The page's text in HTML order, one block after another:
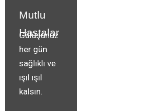
Mutlu
Hastalar
Gülüşünüz
her gün
sağlıklı ve
ışıl ışıl
kalsın.